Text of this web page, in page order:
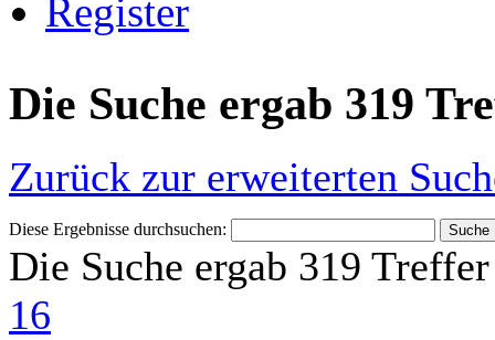
Register
Die Suche ergab 319
Zurück zur erweiterten
Diese Ergebnisse durchsuchen:
Die Suche ergab 319
16